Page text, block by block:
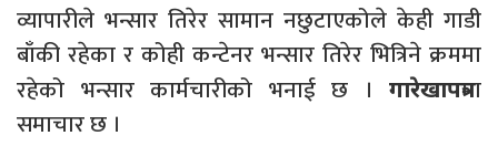
व्यापारीले भन्सार तिरेर सामान नछुटाएकोले केही गाडी
बाँकी रहेका र कोही कन्टेनर भन्सार तिरेर भित्रिने क्रममा
रहेको भन्सार कार्मचारीको भनाई छ । गारेखापत्रमा
समाचार छ ।